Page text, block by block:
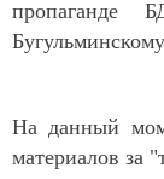
На данный
материалов за